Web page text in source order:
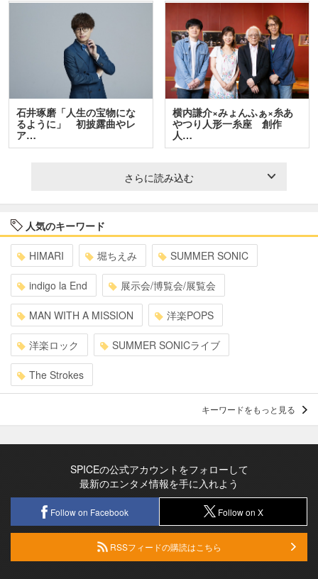
石井琢磨「人生の宝物にな
るように」 初披露曲やレ
ア…
横内謙介×みょんふぁ×糸あ
やつり人形一糸座 創作
人…
さらに読み込む
人気のキーワード
HIMARI 堀ちえみ SUMMER SONIC
indigo la End 展示会/博覧会/展覧会
MAN WITH A MISSION 洋楽POPS
洋楽ロック SUMMER SONICライブ
The Strokes
キーワードをもっと見る
SPICEの公式アカウントをフォローして
最新のエンタメ情報を手に入れよう
Follow on Facebook Follow on X
RSSフィードの購読はこちら